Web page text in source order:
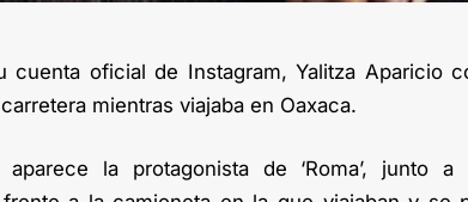
cuenta oficial de Instagram, Yalitza Aparicio
mientras viajaba en Oaxaca.
la protagonista de ‘Roma’, junto